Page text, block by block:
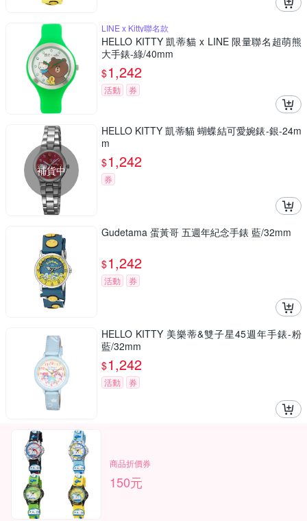
LINE x Kitty聯名款
HELLO KITTY 凱蒂貓 x LINE 限量聯名超萌熊
大手錶-綠/40mm
$1,242
活動 券
補貨中
HELLO KITTY 凱蒂貓 蝴蝶結可愛婉錶-銀-24m
m
$1,242
券
Gudetama 蛋黃哥 五週年紀念手錶 藍/32mm
$1,242
活動 券
HELLO KITTY 美樂蒂&雙子星45週年手錶-粉
藍/32mm
$1,242
活動 券
商品折價券
150元